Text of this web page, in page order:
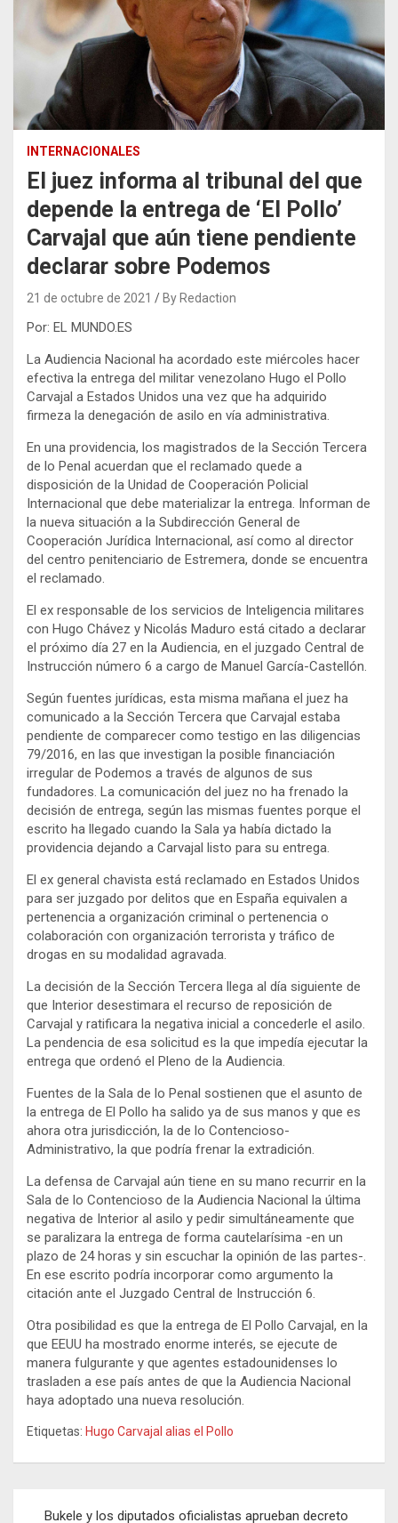
INTERNACIONALES
El juez informa al tribunal del que
depende la entrega de ‘El Pollo’
Carvajal que aún tiene pendiente
declarar sobre Podemos
21 de octubre de 2021 By Redaction
Por: EL MUNDO.ES
La Audiencia Nacional ha acordado este miércoles hacer
efectiva la entrega del militar venezolano Hugo el Pollo
Carvajal a Estados Unidos una vez que ha adquirido
firmeza la denegación de asilo en vía administrativa.
En una providencia, los magistrados de la Sección Tercera
de lo Penal acuerdan que el reclamado quede a
disposición de la Unidad de Cooperación Policial
Internacional que debe materializar la entrega. Informan de
la nueva situación a la Subdirección General de
Cooperación Jurídica Internacional, así como al director
del centro penitenciario de Estremera, donde se encuentra
el reclamado.
El ex responsable de los servicios de Inteligencia militares
con Hugo Chávez y Nicolás Maduro está citado a declarar
el próximo día 27 en la Audiencia, en el juzgado Central de
Instrucción número 6 a cargo de Manuel García-Castellón.
Según fuentes jurídicas, esta misma mañana el juez ha
comunicado a la Sección Tercera que Carvajal estaba
pendiente de comparecer como testigo en las diligencias
79/2016, en las que investigan la posible financiación
irregular de Podemos a través de algunos de sus
fundadores. La comunicación del juez no ha frenado la
decisión de entrega, según las mismas fuentes porque el
escrito ha llegado cuando la Sala ya había dictado la
providencia dejando a Carvajal listo para su entrega.
El ex general chavista está reclamado en Estados Unidos
para ser juzgado por delitos que en España equivalen a
pertenencia a organización criminal o pertenencia o
colaboración con organización terrorista y tráfico de
drogas en su modalidad agravada.
La decisión de la Sección Tercera llega al día siguiente de
que Interior desestimara el recurso de reposición de
Carvajal y ratificara la negativa inicial a concederle el asilo.
La pendencia de esa solicitud es la que impedía ejecutar la
entrega que ordenó el Pleno de la Audiencia.
Fuentes de la Sala de lo Penal sostienen que el asunto de
la entrega de El Pollo ha salido ya de sus manos y que es
ahora otra jurisdicción, la de lo Contencioso-
Administrativo, la que podría frenar la extradición.
La defensa de Carvajal aún tiene en su mano recurrir en la
Sala de lo Contencioso de la Audiencia Nacional la última
negativa de Interior al asilo y pedir simultáneamente que
se paralizara la entrega de forma cautelarísima -en un
plazo de 24 horas y sin escuchar la opinión de las partes-.
En ese escrito podría incorporar como argumento la
citación ante el Juzgado Central de Instrucción 6.
Otra posibilidad es que la entrega de El Pollo Carvajal, en la
que EEUU ha mostrado enorme interés, se ejecute de
manera fulgurante y que agentes estadounidenses lo
trasladen a ese país antes de que la Audiencia Nacional
haya adoptado una nueva resolución.
Etiquetas: Hugo Carvajal alias el Pollo
Bukele y los diputados oficialistas aprueban decreto